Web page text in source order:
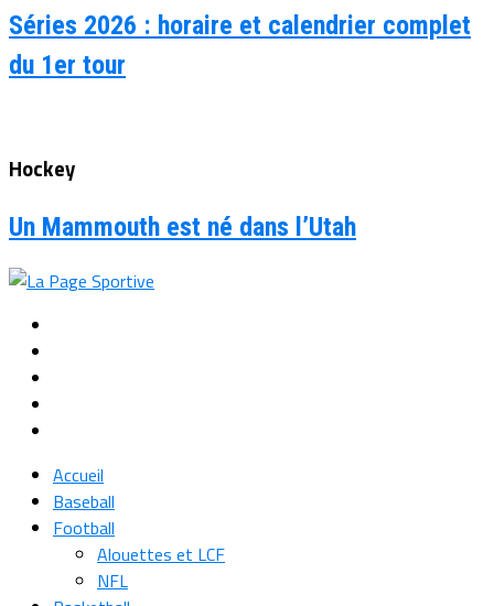
Séries 2026 : horaire et calendrier complet
du 1er tour
Hockey
Un Mammouth est né dans l’Utah
Accueil
Baseball
Football
Alouettes et LCF
NFL